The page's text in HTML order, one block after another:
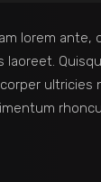
lorem ante,
laoreet.
ultricies